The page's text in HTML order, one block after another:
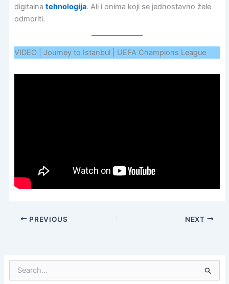
digitalna tehnologija. Ali i onima koji se jednostavno žele
odmoriti.
VIDEO | Journey to Istanbul | UEFA Champions League
PREVIOUS NEXT